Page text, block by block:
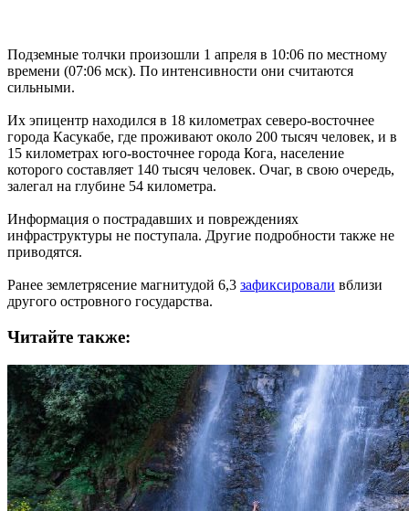
Подземные толчки произошли 1 апреля в 10:06 по местному
времени (07:06 мск). По интенсивности они считаются
сильными.
Их эпицентр находился в 18 километрах северо-восточнее
города Касукабе, где проживают около 200 тысяч человек, и в
15 километрах юго-восточнее города Кога, население
которого составляет 140 тысяч человек. Очаг, в свою очередь,
залегал на глубине 54 километра.
Информация о пострадавших и повреждениях
инфраструктуры не поступала. Другие подробности также не
приводятся.
Ранее землетрясение магнитудой 6,3 зафиксировали вблизи
другого островного государства.
Читайте также: